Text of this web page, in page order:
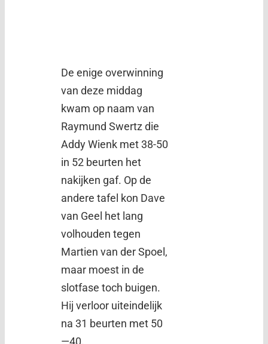
De enige overwinning
van deze middag
kwam op naam van
Raymund Swertz die
Addy Wienk met 38-50
in 52 beurten het
nakijken gaf. Op de
andere tafel kon Dave
van Geel het lang
volhouden tegen
Martien van der Spoel,
maar moest in de
slotfase toch buigen.
Hij verloor uiteindelijk
na 31 beurten met 50
—40.